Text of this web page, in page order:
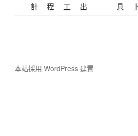
計
程
工
出
具
本站採用 WordPress 建置